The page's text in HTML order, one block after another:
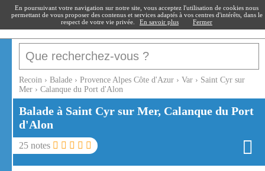
recoin.fr
Recoin › Balade › Provence Alpes Côte d'Azur › Var › Saint Cyr sur
Mer › Calanque du Port d'Alon
Balade à Saint Cyr sur Mer, Calanque du Port
d'Alon
25 notes
En poursuivant votre navigation sur notre site, vous acceptez l'utilisation de cookies nous
permettant de vous proposer des contenus et services adaptés à vos centres d'intérêts, dans le
respect de votre vie privée.
En savoir plus Fermer